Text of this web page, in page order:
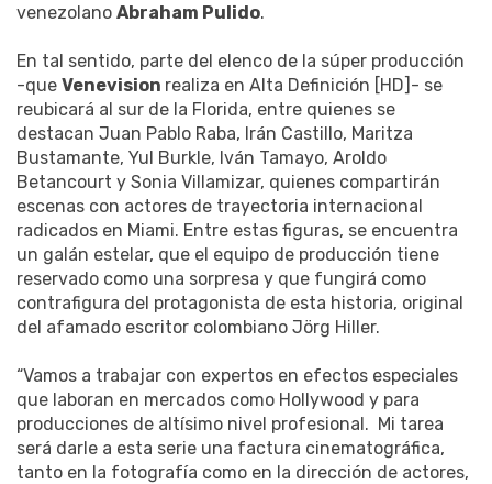
venezolano Abraham Pulido.
En tal sentido, parte del elenco de la súper producción
-que Venevision realiza en Alta Definición [HD]- se
reubicará al sur de la Florida, entre quienes se
destacan Juan Pablo Raba, Irán Castillo, Maritza
Bustamante, Yul Burkle, Iván Tamayo, Aroldo
Betancourt y Sonia Villamizar, quienes compartirán
escenas con actores de trayectoria internacional
radicados en Miami. Entre estas figuras, se encuentra
un galán estelar, que el equipo de producción tiene
reservado como una sorpresa y que fungirá como
contrafigura del protagonista de esta historia, original
del afamado escritor colombiano Jörg Hiller.
“Vamos a trabajar con expertos en efectos especiales
que laboran en mercados como Hollywood y para
producciones de altísimo nivel profesional. Mi tarea
será darle a esta serie una factura cinematográfica,
tanto en la fotografía como en la dirección de actores,